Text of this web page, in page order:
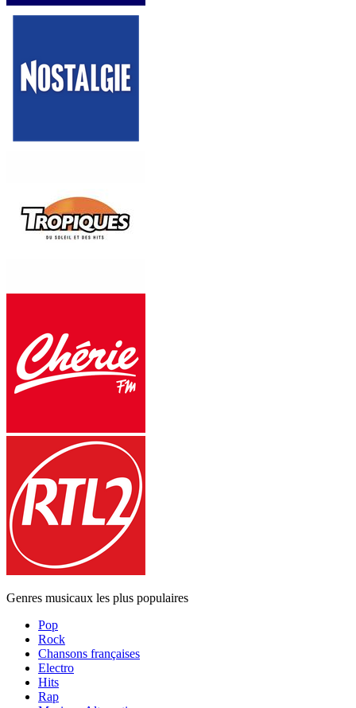
Genres musicaux les plus populaires
Pop
Rock
Chansons françaises
Electro
Hits
Rap